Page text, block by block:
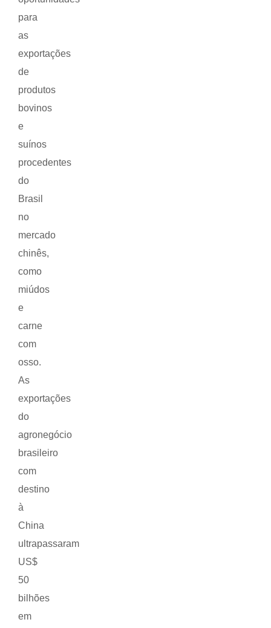
para
as
exportações
de
produtos
bovinos
e
suínos
procedentes
do
Brasil
no
mercado
chinês,
como
miúdos
e
carne
com
osso.
As
exportações
do
agronegócio
brasileiro
com
destino
à
China
ultrapassaram
US$
50
bilhões
em